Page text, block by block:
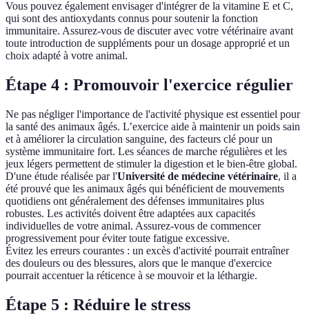
Vous pouvez également envisager d'intégrer de la vitamine E et C,
qui sont des antioxydants connus pour soutenir la fonction
immunitaire. Assurez-vous de discuter avec votre vétérinaire avant
toute introduction de suppléments pour un dosage approprié et un
choix adapté à votre animal.
Étape 4 : Promouvoir l'exercice régulier
Ne pas négliger l'importance de l'activité physique est essentiel pour
la santé des animaux âgés. L’exercice aide à maintenir un poids sain
et à améliorer la circulation sanguine, des facteurs clé pour un
système immunitaire fort. Les séances de marche régulières et les
jeux légers permettent de stimuler la digestion et le bien-être global.
D'une étude réalisée par l'Université de médecine vétérinaire, il a
été prouvé que les animaux âgés qui bénéficient de mouvements
quotidiens ont généralement des défenses immunitaires plus
robustes. Les activités doivent être adaptées aux capacités
individuelles de votre animal. Assurez-vous de commencer
progressivement pour éviter toute fatigue excessive.
Évitez les erreurs courantes : un excès d'activité pourrait entraîner
des douleurs ou des blessures, alors que le manque d'exercice
pourrait accentuer la réticence à se mouvoir et la léthargie.
Étape 5 : Réduire le stress